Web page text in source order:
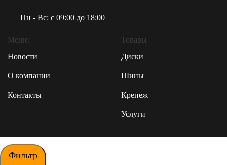
Пн - Вс: c 09:00 до 18:00
Меню:
Новости
О компании
Контакты
Товары
Диски
Шины
Крепеж
Услуги
Фильтр